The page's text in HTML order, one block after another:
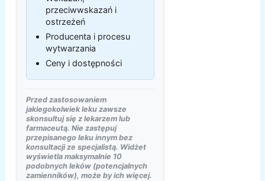
przeciwwskazań i
ostrzeżeń
Producenta i procesu
wytwarzania
Ceny i dostępności
Przed zastosowaniem
jakiegokolwiek leku zawsze
skonsultuj się z lekarzem lub
farmaceutą. Nie zastępuj
przepisanego leku innym bez
konsultacji ze specjalistą. Widżet
wyświetla maksymalnie 10
podobnych leków (potencjalnych
zamienników), może by ich więcej.